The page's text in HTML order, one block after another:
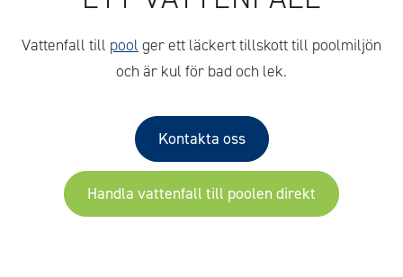
Vattenfall till pool ger ett läckert tillskott till poolmiljön
och är kul för bad och lek.
Kontakta oss
Handla vattenfall till poolen direkt